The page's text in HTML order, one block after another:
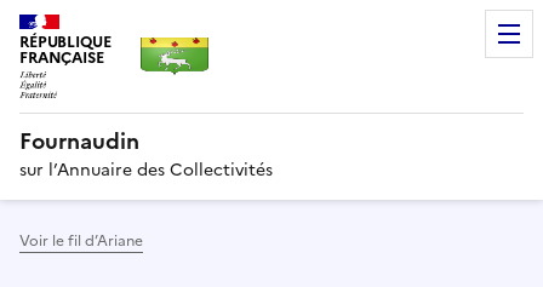
RÉPUBLIQUE
FRANÇAISE
Fournaudin
sur l’Annuaire des Collectivités
Voir le fil d’Ariane